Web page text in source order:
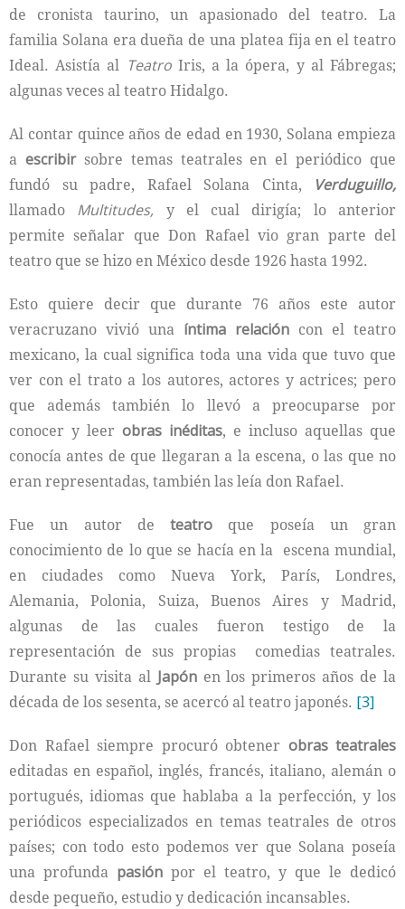
de cronista taurino, un apasionado del teatro. La
familia Solana era dueña de una platea fija en el teatro
Ideal. Asistía al Teatro Iris, a la ópera, y al Fábregas;
algunas veces al teatro Hidalgo.
Al contar quince años de edad en 1930, Solana empieza
a escribirsobre temas teatrales en el periódico que
fundó su padre, Rafael Solana Cinta,
Verduguillo,
llamado Multitudes, y el cual dirigía; lo anterior
permite señalar que Don Rafael vio gran parte del
teatro que se hizo en México desde 1926 hasta 1992.
Esto quiere decir que durante 76 años este autor
veracruzano vivió una íntima relación con el teatro
mexicano, la cual significa toda una vida que tuvo que
ver con el trato a los autores, actores y actrices; pero
que además también lo llevó a preocuparse por
conocer y leer obras inéditas, e incluso aquellas que
conocía antes de que llegaran a la escena, o las que no
eran representadas, también las leía don Rafael.
Fue un autor de teatro que poseía un gran
conocimiento de lo que se hacía en la escena mundial,
en ciudades como Nueva York, París, Londres,
Alemania, Polonia, Suiza, Buenos Aires y Madrid,
algunas de las cuales fueron testigo de la
representación de sus propias comedias teatrales.
Durante su visita al Japónen los primeros años de la
década de los sesenta, se acercó al teatro japonés. [3]
Don Rafael siempre procuró obtener obras teatrales
editadas en español, inglés, francés, italiano, alemán o
portugués, idiomas que hablaba a la perfección, y los
periódicos especializados en temas teatrales de otros
países; con todo esto podemos ver que Solana poseía
una profunda pasión por el teatro, y que le dedicó
desde pequeño, estudio y dedicación incansables.